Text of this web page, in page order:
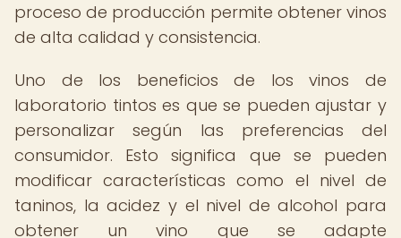
proceso de producción permite obtener vinos
de alta calidad y consistencia.
Uno de los beneficios de los vinos de
laboratorio tintos es que se pueden ajustar y
personalizar según las preferencias del
consumidor. Esto significa que se pueden
modificar características como el nivel de
taninos, la acidez y el nivel de alcohol para
obtener un vino que se adapte